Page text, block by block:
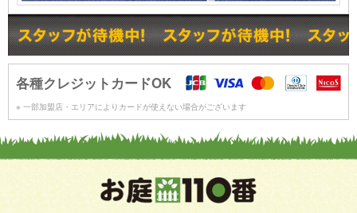
各種クレジットカードOK
※ 一部加盟店・エリアによりカードが使えない場合がございます